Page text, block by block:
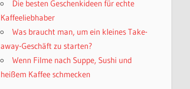
Die besten Geschenkideen für echte
Kaffeeliebhaber
Was braucht man, um ein kleines Take-
away-Geschäft zu starten?
Wenn Filme nach Suppe, Sushi und
heißem Kaffee schmecken